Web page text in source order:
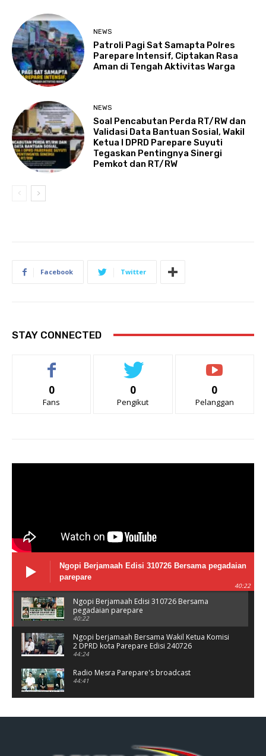
NEWS
Patroli Pagi Sat Samapta Polres
Parepare Intensif, Ciptakan Rasa
Aman di Tengah Aktivitas Warga
NEWS
Soal Pencabutan Perda RT/RW dan
Validasi Data Bantuan Sosial, Wakil
Ketua I DPRD Parepare Suyuti
Tegaskan Pentingnya Sinergi
Pemkot dan RT/RW
Facebook Twitter
STAY CONNECTED
0
Fans
0
Pengikut
0
Pelanggan
Ngopi Berjamaah Edisi 310726 Bersama pegadaian
parepare
40:22
Ngopi Berjamaah Edisi 310726 Bersama
pegadaian parepare
40:22
Ngopi berjamaah Bersama Wakil Ketua Komisi
2 DPRD kota Parepare Edisi 240726
44:24
Radio Mesra Parepare's broadcast
44:41
44:25
Ngopi berjamaah bersama polres Parepare
Jumat 03/06/26